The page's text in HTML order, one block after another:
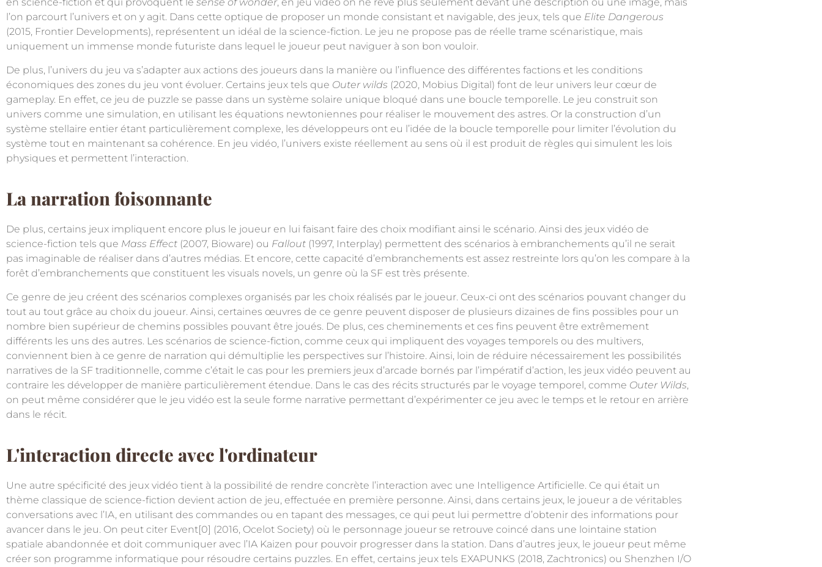
l’on parcourt l’univers et on y agit. Dans cette optique de proposer un monde consistant et navigable, des jeux, tels que Elite Dangerous
(2015, Frontier Developments), représentent un idéal de la science-fiction. Le jeu ne propose pas de réelle trame scénaristique, mais
uniquement un immense monde futuriste dans lequel le joueur peut naviguer à son bon vouloir.
De plus, l’univers du jeu va s’adapter aux actions des joueurs dans la manière ou l’influence des différentes factions et les conditions
économiques des zones du jeu vont évoluer. Certains jeux tels que Outer wilds (2020, Mobius Digital) font de leur univers leur cœur de
gameplay. En effet, ce jeu de puzzle se passe dans un système solaire unique bloqué dans une boucle temporelle. Le jeu construit son
univers comme une simulation, en utilisant les équations newtoniennes pour réaliser le mouvement des astres. Or la construction d’un
système stellaire entier étant particulièrement complexe, les développeurs ont eu l’idée de la boucle temporelle pour limiter l’évolution du
système tout en maintenant sa cohérence. En jeu vidéo, l’univers existe réellement au sens où il est produit de règles qui simulent les lois
physiques et permettent l’interaction.
La narration foisonnante
De plus, certains jeux impliquent encore plus le joueur en lui faisant faire des choix modifiant ainsi le scénario. Ainsi des jeux vidéo de
science-fiction tels que Mass Effect (2007, Bioware) ou Fallout (1997, Interplay) permettent des scénarios à embranchements qu’il ne serait
pas imaginable de réaliser dans d’autres médias. Et encore, cette capacité d’embranchements est assez restreinte lors qu’on les compare à la
forêt d’embranchements que constituent les visuals novels, un genre où la SF est très présente.
Ce genre de jeu créent des scénarios complexes organisés par les choix réalisés par le joueur. Ceux-ci ont des scénarios pouvant changer du
tout au tout grâce au choix du joueur. Ainsi, certaines œuvres de ce genre peuvent disposer de plusieurs dizaines de fins possibles pour un
nombre bien supérieur de chemins possibles pouvant être joués. De plus, ces cheminements et ces fins peuvent être extrêmement
différents les uns des autres. Les scénarios de science-fiction, comme ceux qui impliquent des voyages temporels ou des multivers,
conviennent bien à ce genre de narration qui démultiplie les perspectives sur l’histoire. Ainsi, loin de réduire nécessairement les possibilités
narratives de la SF traditionnelle, comme c’était le cas pour les premiers jeux d’arcade bornés par l’impératif d’action, les jeux vidéo peuvent au
contraire les développer de manière particulièrement étendue. Dans le cas des récits structurés par le voyage temporel, comme Outer Wilds,
on peut même considérer que le jeu vidéo est la seule forme narrative permettant d’expérimenter ce jeu avec le temps et le retour en arrière
dans le récit.
L'interaction directe avec l'ordinateur
Une autre spécificité des jeux vidéo tient à la possibilité de rendre concrète l’interaction avec une Intelligence Artificielle. Ce qui était un
thème classique de science-fiction devient action de jeu, effectuée en première personne. Ainsi, dans certains jeux, le joueur a de véritables
conversations avec l’IA, en utilisant des commandes ou en tapant des messages, ce qui peut lui permettre d’obtenir des informations pour
avancer dans le jeu. On peut citer Event[0] (2016, Ocelot Society) où le personnage joueur se retrouve coincé dans une lointaine station
spatiale abandonnée et doit communiquer avec l’IA Kaizen pour pouvoir progresser dans la station. Dans d’autres jeux, le joueur peut même
créer son programme informatique pour résoudre certains puzzles. En effet, certains jeux tels EXAPUNKS (2018, Zachtronics) ou Shenzhen I/O